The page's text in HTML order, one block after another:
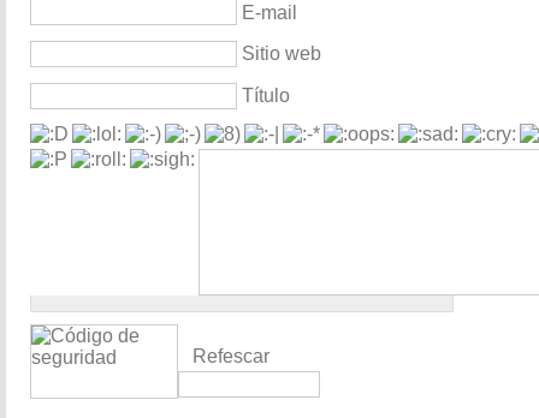
E-mail
Sitio web
Título
Refescar